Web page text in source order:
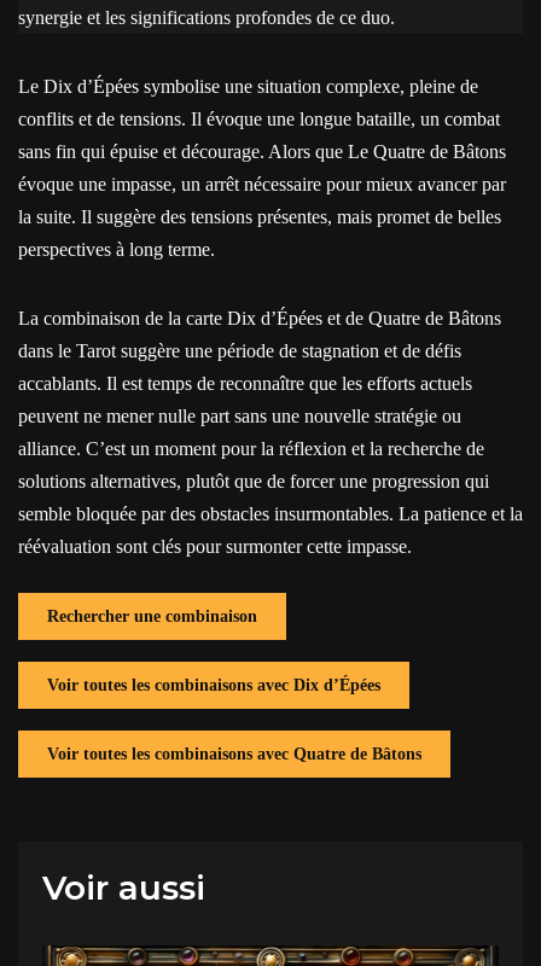
synergie et les significations profondes de ce duo.
Le Dix d’Épées symbolise une situation complexe, pleine de
conflits et de tensions. Il évoque une longue bataille, un combat
sans fin qui épuise et décourage. Alors que Le Quatre de Bâtons
évoque une impasse, un arrêt nécessaire pour mieux avancer par
la suite. Il suggère des tensions présentes, mais promet de belles
perspectives à long terme.
La combinaison de la carte Dix d’Épées et de Quatre de Bâtons
dans le Tarot suggère une période de stagnation et de défis
accablants. Il est temps de reconnaître que les efforts actuels
peuvent ne mener nulle part sans une nouvelle stratégie ou
alliance. C’est un moment pour la réflexion et la recherche de
solutions alternatives, plutôt que de forcer une progression qui
semble bloquée par des obstacles insurmontables. La patience et la
réévaluation sont clés pour surmonter cette impasse.
Rechercher une combinaison
Voir toutes les combinaisons avec Dix d’Épées
Voir toutes les combinaisons avec Quatre de Bâtons
Voir aussi